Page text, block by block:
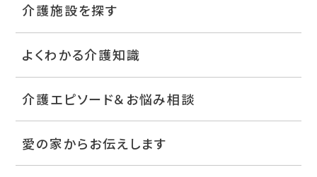
介護施設を探す
よくわかる介護知識
介護エピソード＆お悩み相談
愛の家からお伝えします